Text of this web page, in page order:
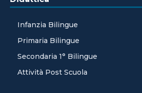
Infanzia Bilingue
Primaria Bilingue
Secondaria 1° Bilingue
Attività Post Scuola